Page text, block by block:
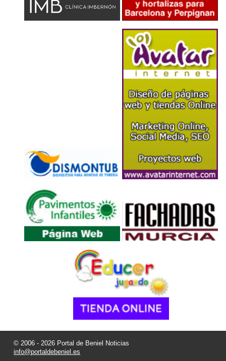
© 2006 - 2026 Portal de Beniel Noticias
info@portaldebeniel.es